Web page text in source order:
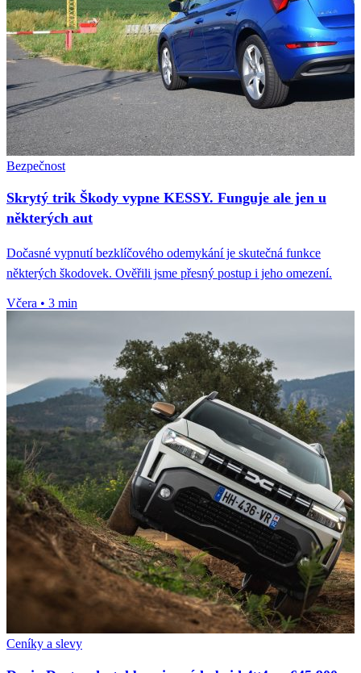
Bezpečnost
Skrytý trik Škody vypne KESSY. Funguje ale jen u
některých aut
Dočasné vypnutí bezklíčového odemykání je skutečná funkce
některých škodovek. Ověřili jsme přesný postup i jeho omezení.
Včera • 3 min
Ceníky a slevy